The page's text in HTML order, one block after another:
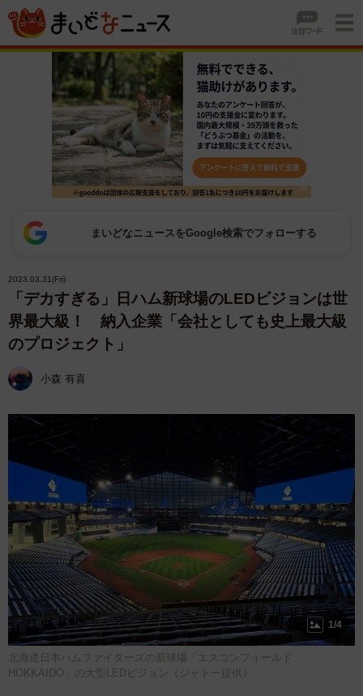
まいどなニュースをGoogle検索でフォローする
2023.03.31(Fri)
「デカすぎる」日ハム新球場のLEDビジョンは世
界最大級！ 納入企業「会社としても史上最大級
のプロジェクト」
小森 有喜
1/4
北海道日本ハムファイターズの新球場「エスコンフィールド
HOKKAIDO」の大型LEDビジョン（ジャトー提供）